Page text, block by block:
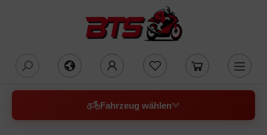
Fahrzeug wählen